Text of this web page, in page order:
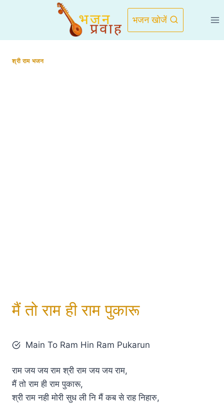
भजन खोजें
श्री राम भजन
मैं तो राम ही राम पुकारू
Main To Ram Hin Ram Pukarun
राम जय जय राम श्री राम जय जय राम,
मैं तो राम ही राम पुकारू,
श्री राम नही मोरी सुध ली नि मैं कब से राह निहारु,